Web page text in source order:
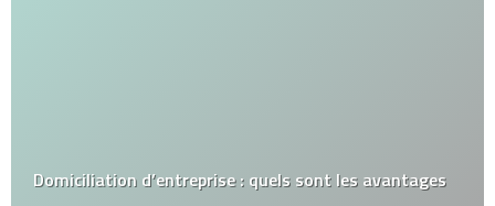
Domiciliation d’entreprise : quels sont les avantages